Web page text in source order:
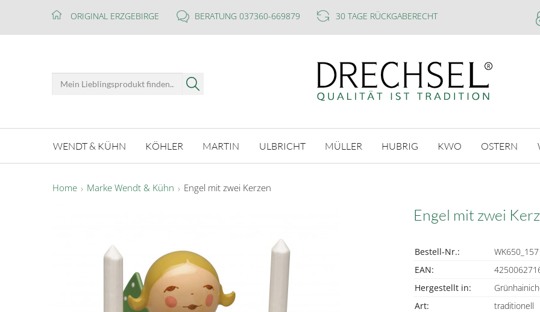
ORIGINAL ERZGEBIRGE BERATUNG 037360-669879 30 TAGE RÜCKGABERECHT
WENDT & KÜHN KÖHLER MARTIN ULBRICHT MÜLLER HUBRIG KWO OSTERN
Home Marke Wendt & Kühn Engel mit zwei Kerzen
Engel mit zwei
Bestell-Nr.:
WK650_157
EAN:
Hergestellt in:
Art:
traditionell